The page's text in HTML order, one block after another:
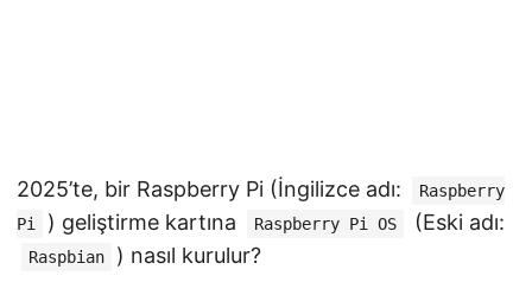
2025’te, bir Raspberry Pi (İngilizce adı:
Raspberry
Pi
) geliştirme kartına Raspberry Pi OS (Eski adı:
Raspbian ) nasıl kurulur?